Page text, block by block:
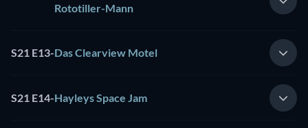
Rototiller-Mann
S21 E13-Das Clearview Motel
S21 E14-Hayleys Space Jam